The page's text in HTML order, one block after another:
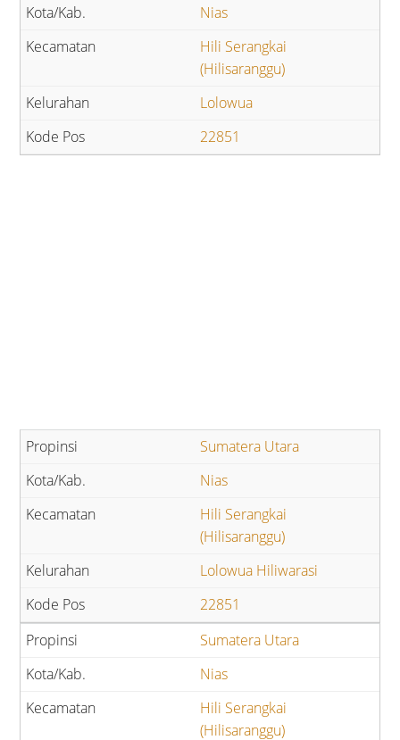
Nias
Hili Serangkai
(Hilisaranggu)
Lolowua
22851
Sumatera Utara
Nias
Hili Serangkai
(Hilisaranggu)
Lolowua Hiliwarasi
22851
Sumatera Utara
Nias
Hili Serangkai
(Hilisaranggu)